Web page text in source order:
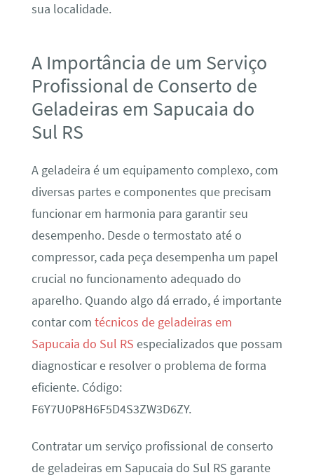
sua localidade.
A Importância de um Serviço
Profissional de Conserto de
Geladeiras em Sapucaia do
Sul RS
A geladeira é um equipamento complexo, com
diversas partes e componentes que precisam
funcionar em harmonia para garantir seu
desempenho. Desde o termostato até o
compressor, cada peça desempenha um papel
crucial no funcionamento adequado do
aparelho. Quando algo dá errado, é importante
contar com técnicos de geladeiras em
Sapucaia do Sul RS especializados que possam
diagnosticar e resolver o problema de forma
eficiente. Código:
F6Y7U0P8H6F5D4S3ZW3D6ZY.
Contratar um serviço profissional de conserto
de geladeiras em Sapucaia do Sul RS garante